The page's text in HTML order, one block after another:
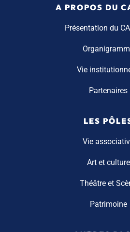
A PROPOS DU
Présentation du
Vie
Partenaires
LES
Vie
Art et culture
Théâtre et
Patrimoine